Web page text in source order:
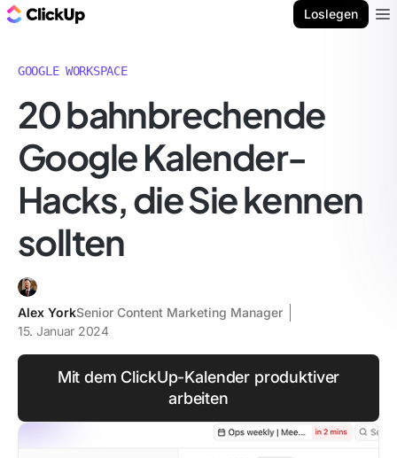
Loslegen
GOOGLE WORKSPACE
20 bahnbrechende
Google Kalender-
Hacks, die Sie kennen
sollten
Alex YorkSenior Content Marketing Manager
15. Januar 2024
Mit dem ClickUp-Kalender produktiver
arbeiten